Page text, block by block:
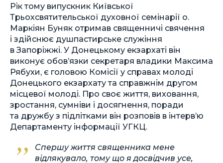
Рік тому випускник Київської
Трьохсвятительської духовної семінарії о.
Маркіян Буняк отримав священничі свячення
і здійснює душпастирське служіння
в Запоріжжі. У Донецькому екзархаті він
виконує обов’язки секретаря владики Максима
Рябухи, є головою Комісії у справах молоді
Донецького екзархату та справжнім другом
місцевої молоді. Про своє життя, виховання,
зростання, сумніви і досягнення, поради
та дружбу з підлітками він розповів в інтерв’ю
Департаменту інформації УГКЦ.
Спершу життя священника мене
відлякувало, тому що я досвідчив усе,